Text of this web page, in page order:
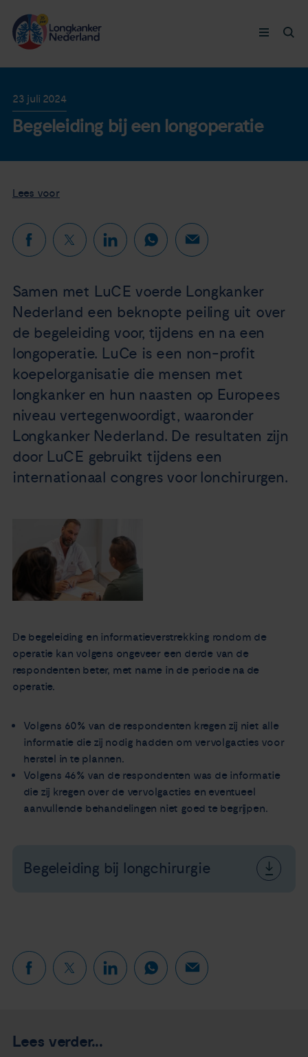
Doneer nu
Nieuws
Agenda
Over ons
Zorgverleners
Contact
Longkanker
Leven met
Steun ons
23 juli 2024
Begeleiding bij een longoperatie
Lees voor
Samen met LuCE voerde Longkanker
Nederland een beknopte peiling uit over
de begeleiding voor, tijdens en na een
longoperatie. LuCe is een non-profit
koepelorganisatie die mensen met
longkanker en hun naasten op Europees
niveau vertegenwoordigt, waaronder
Longkanker Nederland. De resultaten zijn
door LuCE gebruikt tijdens een
internationaal congres voor lonchirurgen.
De begeleiding en informatieverstrekking rondom de
operatie kan volgens ongeveer een derde van de
respondenten beter, met name in de periode na de
operatie.
Volgens 60% van de respondenten kregen zij niet alle
informatie die zij nodig hadden om vervolgacties voor
herstel in te plannen.
Volgens 46% van de respondenten was de informatie
die zij kregen over de vervolgacties en eventueel
aanvullende behandelingen niet goed te begrijpen.
Begeleiding bij longchirurgie
Lees verder...